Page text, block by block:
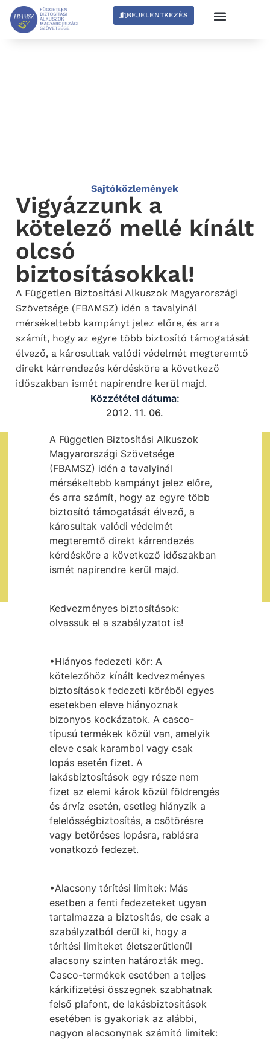
BEJELENTKEZÉS
Sajtóközlemények
Vigyázzunk a
kötelező mellé kínált
olcsó
biztosításokkal!
A Független Biztosítási Alkuszok Magyarországi
Szövetsége (FBAMSZ) idén a tavalyinál
mérsékeltebb kampányt jelez előre, és arra
számít, hogy az egyre több biztosító támogatását
élvező, a károsultak valódi védelmét megteremtő
direkt kárrendezés kérdésköre a következő
időszakban ismét napirendre kerül majd.
Közzététel dátuma:
2012. 11. 06.
A Független Biztosítási Alkuszok
Magyarországi Szövetsége
(FBAMSZ) idén a tavalyinál
mérsékeltebb kampányt jelez előre,
és arra számít, hogy az egyre több
biztosító támogatását élvező, a
károsultak valódi védelmét
megteremtő direkt kárrendezés
kérdésköre a következő időszakban
ismét napirendre kerül majd.
Kedvezményes biztosítások:
olvassuk el a szabályzatot is!
•Hiányos fedezeti kör: A
kötelezőhöz kínált kedvezményes
biztosítások fedezeti köréből egyes
esetekben eleve hiányoznak
bizonyos kockázatok. A casco-
típusú termékek közül van, amelyik
eleve csak karambol vagy csak
lopás esetén fizet. A
lakásbiztosítások egy része nem
fizet az elemi károk közül földrengés
és árvíz esetén, esetleg hiányzik a
felelősségbiztosítás, a csőtörésre
vagy betöréses lopásra, rablásra
vonatkozó fedezet.
•Alacsony térítési limitek: Más
esetben a fenti fedezeteket ugyan
tartalmazza a biztosítás, de csak a
szabályzatból derül ki, hogy a
térítési limiteket életszerűtlenül
alacsony szinten határozták meg.
Casco-termékek esetében a teljes
kárkifizetési összegnek szabhatnak
felső plafont, de lakásbiztosítások
esetében is gyakoriak az alábbi,
nagyon alacsonynak számító limitek: